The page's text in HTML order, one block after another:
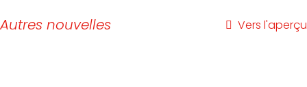
Vers l'aperçu
Autres nouvelles